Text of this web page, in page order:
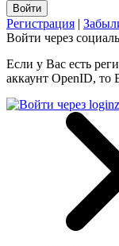
Регистрация |
Войти через
Если у Вас есть
аккаунт OpenID, то